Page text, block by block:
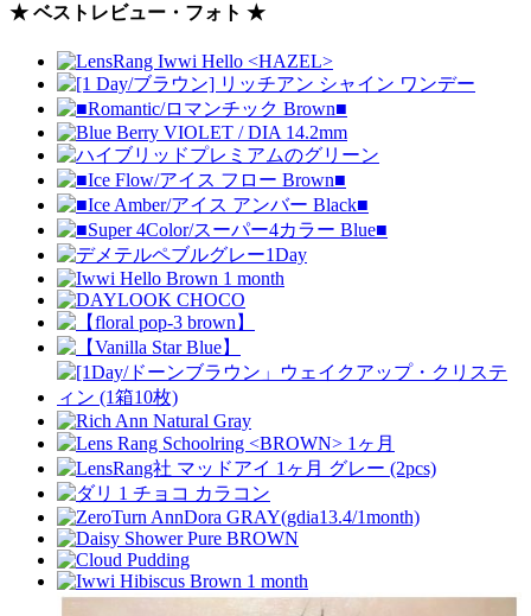
★ ベストレビュー・フォト ★